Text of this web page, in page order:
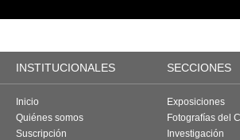
INSTITUCIONALES SECCIONES
Inicio
Quiénes somos
Suscripción
Exposiciones
Fotografías del
Investigación